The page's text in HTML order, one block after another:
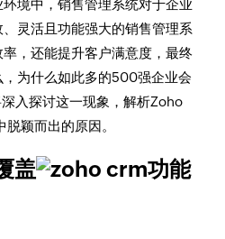
境中，销售管理系统对于企业
灵活且功能强大的销售管理系
，还能提升客户满意度，最终
为什么如此多的500强企业会
入探讨这一现象，解析Zoho
颖而出的原因。
盖